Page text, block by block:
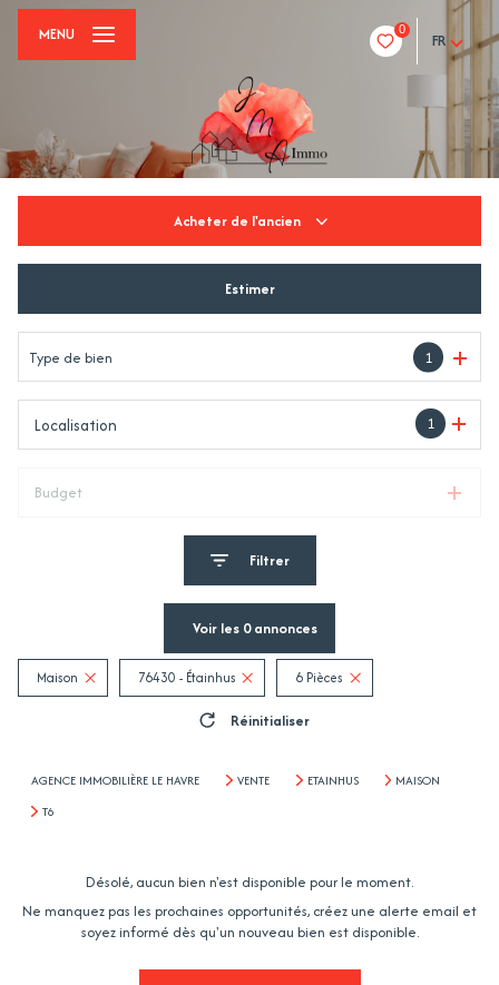
0
FR
MENU
Acheter de l'ancien
Estimer
Type de bien 1
1
Localisation
Budget
Filtrer
Voir les 0annonces
Maison 76430 - Étainhus 6 Pièces
Réinitialiser
AGENCE IMMOBILIÈRE LE HAVRE VENTE ETAINHUS
MAISON
T6
Désolé, aucun bien n'est disponible pour le moment.
Ne manquez pas les prochaines opportunités, créez une alerte email et
soyez informé dès qu'un nouveau bien est disponible.